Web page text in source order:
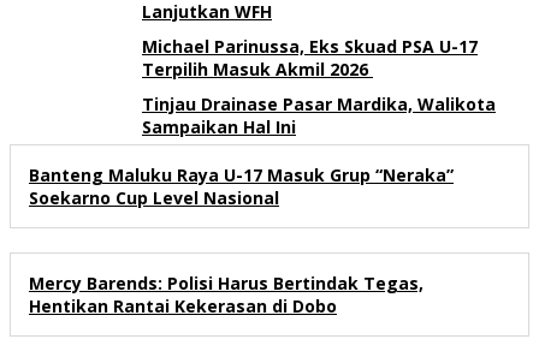
Lanjutkan WFH
Michael Parinussa, Eks Skuad PSA U-17
Terpilih Masuk Akmil 2026
Tinjau Drainase Pasar Mardika, Walikota
Sampaikan Hal Ini
Banteng Maluku Raya U-17 Masuk Grup “Neraka”
Soekarno Cup Level Nasional
Mercy Barends: Polisi Harus Bertindak Tegas,
Hentikan Rantai Kekerasan di Dobo